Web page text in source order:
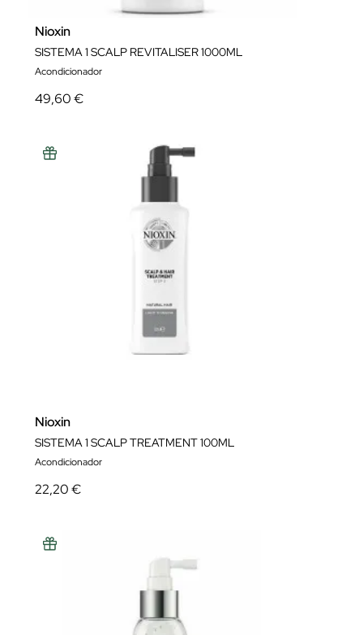
Nioxin
SISTEMA 1 SCALP REVITALISER 1000ML
Acondicionador
49,60 €
Nioxin
SISTEMA 1 SCALP TREATMENT 100ML
Acondicionador
22,20 €